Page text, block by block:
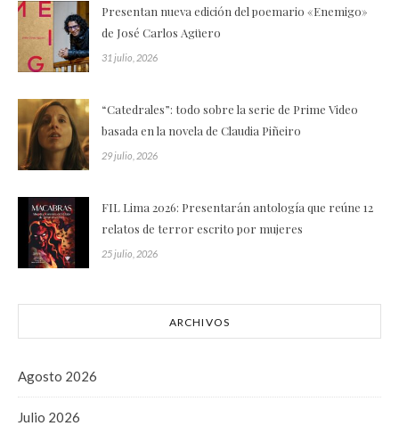
Presentan nueva edición del poemario «Enemigo»
de José Carlos Agüero
31 julio, 2026
“Catedrales”: todo sobre la serie de Prime Video
basada en la novela de Claudia Piñeiro
29 julio, 2026
FIL Lima 2026: Presentarán antología que reúne 12
relatos de terror escrito por mujeres
25 julio, 2026
ARCHIVOS
Agosto 2026
Julio 2026